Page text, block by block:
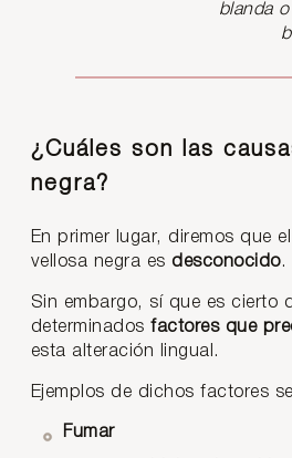
blanda
¿Cuáles son las
negra?
En primer lugar, diremos que
vellosa negra es desconocido.
Sin embargo, sí que es cierto
determinadosfactores que
esta alteración lingual.
Ejemplos de dichos factores
Fumar